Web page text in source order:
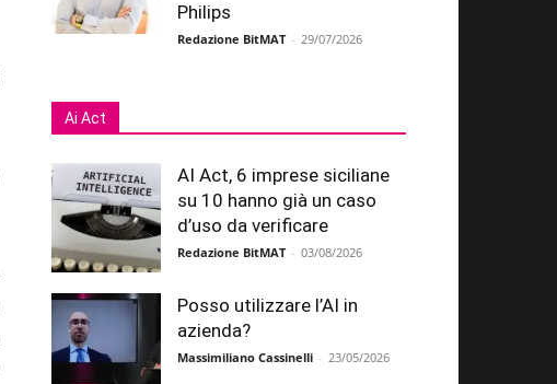
Philips
Redazione BitMAT - 29/07/2026
Ai Act
AI Act, 6 imprese siciliane
su 10 hanno già un caso
d’uso da verificare
Redazione BitMAT - 03/08/2026
Posso utilizzare l’AI in
azienda?
Massimiliano Cassinelli - 23/05/2026